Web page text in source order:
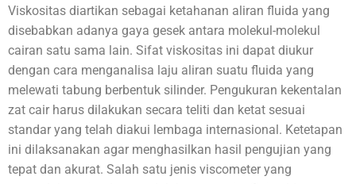
Viskositas diartikan sebagai ketahanan aliran fluida yang
disebabkan adanya gaya gesek antara molekul-molekul
cairan satu sama lain. Sifat viskositas ini dapat diukur
dengan cara menganalisa laju aliran suatu fluida yang
melewati tabung berbentuk silinder. Pengukuran kekentalan
zat cair harus dilakukan secara teliti dan ketat sesuai
standar yang telah diakui lembaga internasional. Ketetapan
ini dilaksanakan agar menghasilkan hasil pengujian yang
tepat dan akurat. Salah satu jenis viscometer yang